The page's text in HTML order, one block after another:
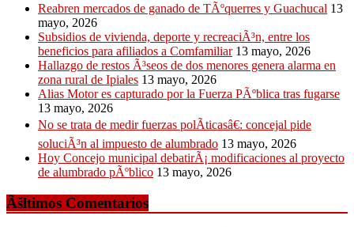
Reabren mercados de ganado de TÃºquerres y Guachucal 13
mayo, 2026
Subsidios de vivienda, deporte y recreaciÃ³n, entre los
beneficios para afiliados a Comfamiliar 13 mayo, 2026
Hallazgo de restos Ã³seos de dos menores genera alarma en
zona rural de Ipiales 13 mayo, 2026
Alias Motor es capturado por la Fuerza PÃºblica tras fugarse
13 mayo, 2026
No se trata de medir fuerzas polÃ­ticasâ€: concejal pide
soluciÃ³n al impuesto de alumbrado 13 mayo, 2026
Hoy Concejo municipal debatirÃ¡ modificaciones al proyecto
de alumbrado pÃºblico 13 mayo, 2026
Ãšltimos Comentarios